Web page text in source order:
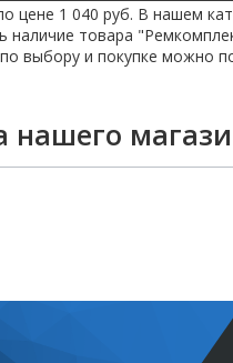
цене 1 040 руб. В нашем
наличие товара
выбору и покупке можно
нашего